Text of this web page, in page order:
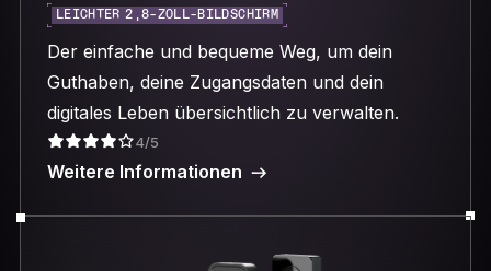
LEICHTER 2,8-ZOLL-BILDSCHIRM
Der einfache und bequeme Weg, um dein
Guthaben, deine Zugangsdaten und dein
digitales Leben übersichtlich zu verwalten.
4/5
Weitere Informationen